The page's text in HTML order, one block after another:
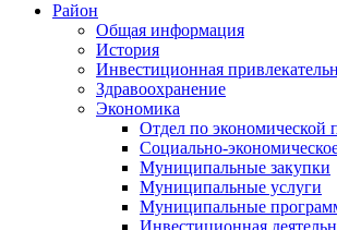
Район
Общая информация
История
Инвестиционная
Здравоохранение
Экономика
Отдел по экономической
Социально-
Муниципальные закупки
Муниципальные услуги
Муниципальные
Инвестиционная